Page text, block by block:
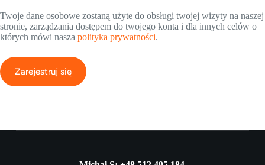
Twoje dane osobowe zostaną użyte do obsługi twojej wizyty na naszej
stronie, zarządzania dostępem do twojego konta i dla innych celów o
których mówi nasza polityka prywatności.
Zarejestruj się